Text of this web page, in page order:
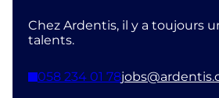
Chez Ardentis, il y a toujours
talents.
058 234 01 78